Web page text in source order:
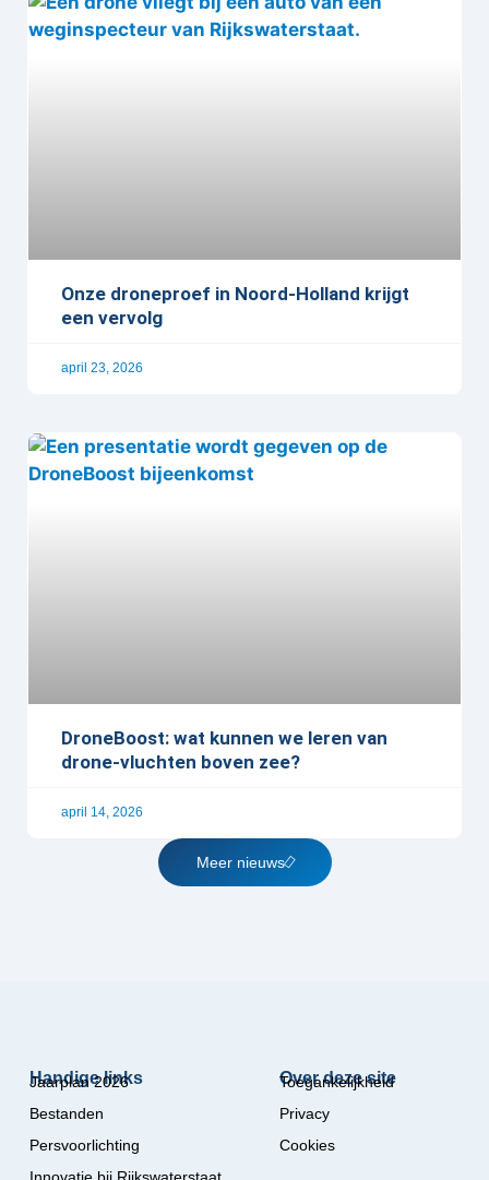
Onze droneproef in Noord-Holland krijgt
een vervolg
april 23, 2026
DroneBoost: wat kunnen we leren van
drone-vluchten boven zee?
april 14, 2026
Meer nieuws
Handige links
Jaarplan 2026
Bestanden
Persvoorlichting
Innovatie bij Rijkswaterstaat
Over deze site
Toegankelijkheid
Privacy
Cookies